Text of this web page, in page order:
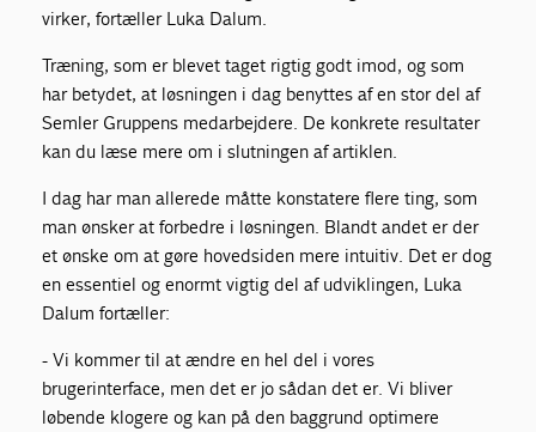
virker, fortæller Luka Dalum.
Træning, som er blevet taget rigtig godt imod, og som
har betydet, at løsningen i dag benyttes af en stor del af
Semler Gruppens medarbejdere. De konkrete resultater
kan du læse mere om i slutningen af artiklen.
I dag har man allerede måtte konstatere flere ting, som
man ønsker at forbedre i løsningen. Blandt andet er der
et ønske om at gøre hovedsiden mere intuitiv. Det er dog
en essentiel og enormt vigtig del af udviklingen, Luka
Dalum fortæller:
- Vi kommer til at ændre en hel del i vores
brugerinterface, men det er jo sådan det er. Vi bliver
løbende klogere og kan på den baggrund optimere